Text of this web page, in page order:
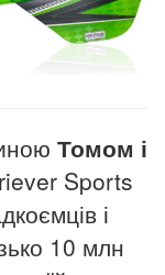
Томом і
Sports
і
10 млн